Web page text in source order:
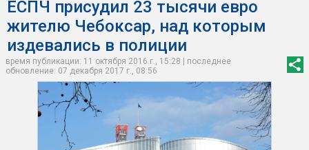
ЕСПЧ присудил 23 тысячи евро
жителю Чебоксар, над которым
издевались в полиции
время публикации: 11 октября 2016 г., 15:28 | последнее
обновление: 07 декабря 2017 г., 08:56